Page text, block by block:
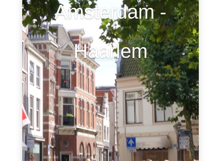
Amsterdam -
Haarlem